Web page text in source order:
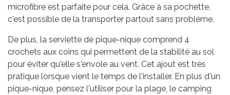
microfibre est parfaite pour cela. Grâce à sa pochette,
c'est possible de la transporter partout sans problème.
De plus, la serviette de pique-nique comprend 4
crochets aux coins qui permettent de la stabilité au sol
pour éviter qu'elle s'envole au vent. Cet ajout est très
pratique lorsque vient le temps de l'installer. En plus d'un
pique-nique, pensez l'utiliser pour la plage, le camping